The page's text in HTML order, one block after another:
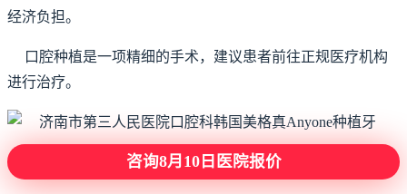
经济负担。
口腔种植是一项精细的手术，建议患者前往正规医疗机构
进行治疗。
咨询8月10日医院报价